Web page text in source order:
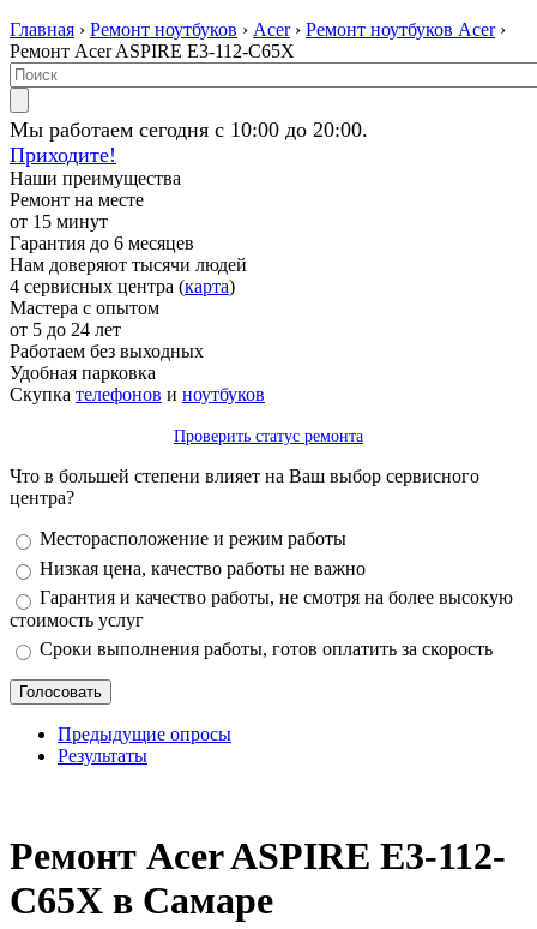
Главная › Ремонт ноутбуков › Acer› Ремонт ноутбуков Acer›
Ремонт Acer ASPIRE E3-112-C65X
Мы работаем сегодня с 10:00 до 20:00.
Приходите!
Наши преимущества
Ремонт на месте
от 15 минут
Гарантия до 6 месяцев
Нам доверяют тысячи людей
4 сервисных центра (карта)
Мастера с опытом
от 5 до 24 лет
Работаем без выходных
Удобная парковка
Скупка телефонов и ноутбуков
Проверить статус ремонта
Что в большей степени влияет на Ваш выбор сервисного
центра?
Варианты
Месторасположение и режим работы
Низкая цена, качество работы не важно
Гарантия и качество работы, не смотря на более высокую
стоимость услуг
Сроки выполнения работы, готов оплатить за скорость
Предыдущие опросы
Результаты
Ремонт Acer ASPIRE E3-112-
C65X в Самаре